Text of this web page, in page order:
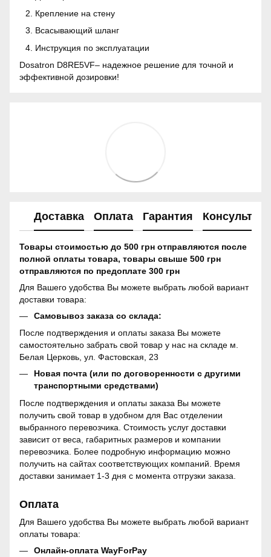
Крепление на стену
Всасывающий шланг
Инструкция по эксплуатации
Dosatron D8RE5VF– надежное решение для точной и
эффективной дозировки!
Доставка Оплата Гарантия
Товары стоимостью до 500 грн отправляются после
полной оплаты товара, товары свыше 500 грн
отправляются по предоплате 300 грн
Для Вашего удобства Вы можете выбрать любой вариант
доставки товара:
Самовывоз заказа со склада:
После подтверждения и оплаты заказа Вы можете
самостоятельно забрать свой товар у нас на складе м.
Белая Церковь, ул. Фастовская, 23
Новая почта (или по договоренности с другими
транспортными средствами)
После подтверждения и оплаты заказа Вы можете
получить свой товар в удобном для Вас отделении
выбранного перевозчика. Стоимость услуг доставки
зависит от веса, габаритных размеров и компании
перевозчика. Более подробную информацию можно
получить на сайтах соответствующих компаний. Время
доставки занимает 1-3 дня с момента отгрузки заказа.
Оплата
Для Вашего удобства Вы можете выбрать любой вариант
оплаты товара:
Онлайн-оплата WayForPay